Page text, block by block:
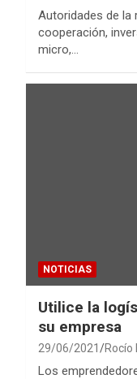
Autoridades de la
cooperación,
micro,…
NOTICIAS
Utilice la
su empresa
29/06/2021 Rocío
Los